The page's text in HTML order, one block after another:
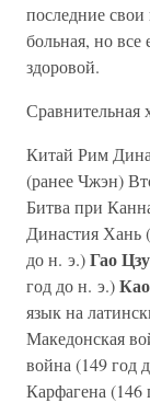
последние
больная, но
здоровой.
Сравнительная
Китай Рим
(ранее Чжэн)
Битва при
Династия Хань
до н. э.)Гао Цзу
год до н. э.)
язык на
Македонская
война (149 год
Карфагена